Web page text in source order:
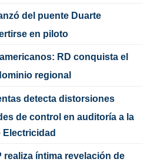
del puente Duarte
en piloto
RD conquista el
regional
detecta distorsiones
de control en auditoría a la
realiza íntima revelación de